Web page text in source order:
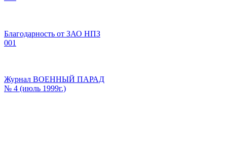
Благодарность от ЗАО НПЗ
001
Журнал ВОЕННЫЙ ПАРАД
№ 4 (июль 1999г.)